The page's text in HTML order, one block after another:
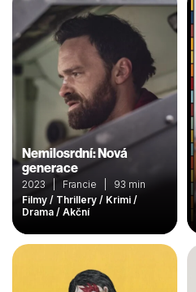
Nemilosrdní: Nová
generace
2023 | Francie | 93 min
Filmy / Thrillery / Krimi /
Drama / Akční